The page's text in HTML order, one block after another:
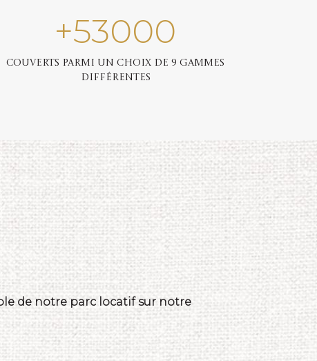
+53000
Couverts parmi un choix de 9 gammes
différentes
de notre parc locatif sur notre